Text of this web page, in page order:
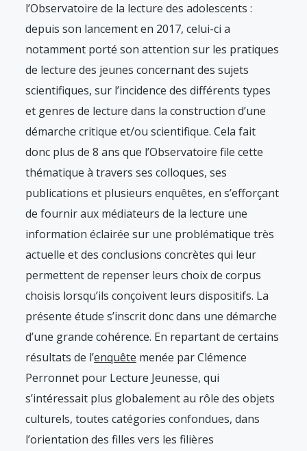
l’Observatoire de la lecture des adolescents :
depuis son lancement en 2017, celui-ci a
notamment porté son attention sur les pratiques
de lecture des jeunes concernant des sujets
scientifiques, sur l’incidence des différents types
et genres de lecture dans la construction d’une
démarche critique et/ou scientifique. Cela fait
donc plus de 8 ans que l’Observatoire file cette
thématique à travers ses colloques, ses
publications et plusieurs enquêtes, en s’efforçant
de fournir aux médiateurs de la lecture une
information éclairée sur une problématique très
actuelle et des conclusions concrètes qui leur
permettent de repenser leurs choix de corpus
choisis lorsqu’ils conçoivent leurs dispositifs. La
présente étude s’inscrit donc dans une démarche
d’une grande cohérence. En repartant de certains
résultats de l’enquête menée par Clémence
Perronnet pour Lecture Jeunesse, qui
s’intéressait plus globalement au rôle des objets
culturels, toutes catégories confondues, dans
l’orientation des filles vers les filières